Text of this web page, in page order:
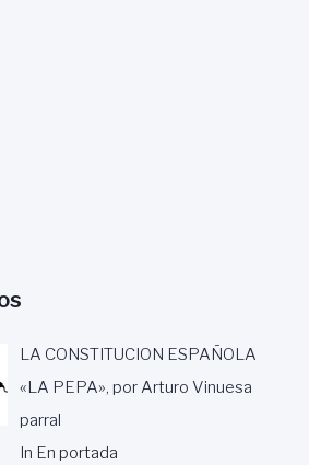
LA CONSTITUCION ESPAÑOLA
«LA PEPA», por Arturo Vinuesa
parral
In En portada